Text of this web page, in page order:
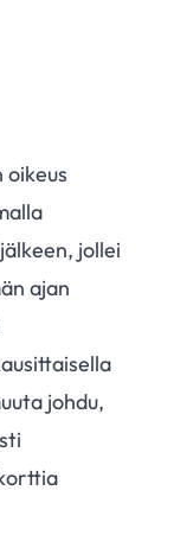
jollei
ajan
johdu,